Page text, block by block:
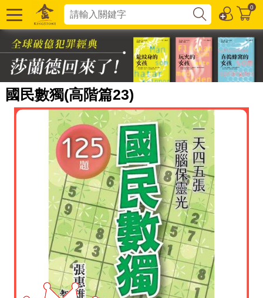
0
國民數獨(高階篇23)